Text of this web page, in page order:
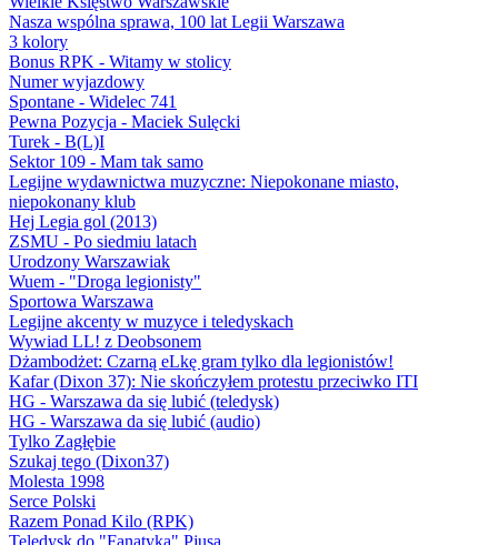
Nasza wspólna sprawa, 100 lat Legii Warszawa
3 kolory
Bonus RPK - Witamy w stolicy
Numer wyjazdowy
Spontane - Widelec 741
Pewna Pozycja - Maciek Sulęcki
Turek - B(L)I
Sektor 109 - Mam tak samo
Legijne wydawnictwa muzyczne: Niepokonane miasto,
niepokonany klub
Hej Legia gol (2013)
ZSMU - Po siedmiu latach
Urodzony Warszawiak
Wuem - "Droga legionisty"
Sportowa Warszawa
Legijne akcenty w muzyce i teledyskach
Wywiad LL! z Deobsonem
Dżambodżet: Czarną eLkę gram tylko dla legionistów!
Kafar (Dixon 37): Nie skończyłem protestu przeciwko ITI
HG - Warszawa da się lubić (teledysk)
HG - Warszawa da się lubić (audio)
Tylko Zagłębie
Szukaj tego (Dixon37)
Molesta 1998
Serce Polski
Razem Ponad Kilo (RPK)